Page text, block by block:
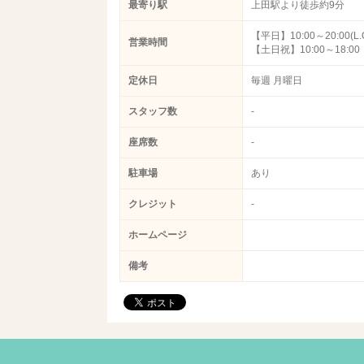
最寄り駅 上田駅より徒歩約9分
営業時間
【平日】10:00～
【土日祝】10:00～18:00
定休日 毎週 月曜日
スタッフ数 -
座席数 -
駐車場 あり
クレジット -
ホームページ
備考